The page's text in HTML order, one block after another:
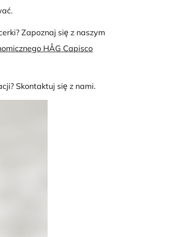
Zapoznaj się z naszym
HÅG Capisco
Skontaktuj się z nami.